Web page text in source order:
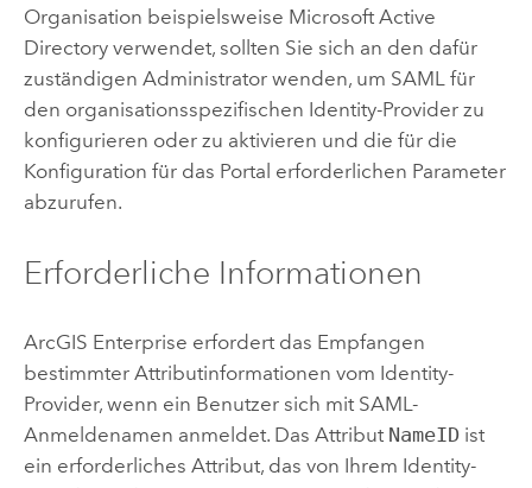
Organisation beispielsweise Microsoft Active
Directory verwendet, sollten Sie sich an den dafür
zuständigen Administrator wenden, um SAML für
den organisationsspezifischen Identity-Provider zu
konfigurieren oder zu aktivieren und die für die
Konfiguration für das Portal erforderlichen Parameter
abzurufen.
Erforderliche Informationen
ArcGIS Enterprise erfordert das Empfangen
bestimmter Attributinformationen vom Identity-
Provider, wenn ein Benutzer sich mit SAML -
Anmeldenamen anmeldet. Das Attribut NameIDist
ein erforderliches Attribut, das von Ihrem Identity-